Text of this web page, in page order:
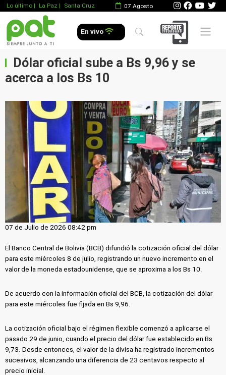
Lo último | La Paz | Santa Cruz 07 Agosto
En vivo Mobile
Dólar oficial sube a Bs 9,96 y se
acerca a los Bs 10
07 de Julio de 2026 08:42 pm
El Banco Central de Bolivia (BCB) difundió la cotización oficial del dólar
para este miércoles 8 de julio, registrando un nuevo incremento en el
valor de la moneda estadounidense, que se aproxima a los Bs 10.
De acuerdo con la información oficial del BCB, la cotización del dólar
para este miércoles fue fijada en Bs 9,96.
La cotización oficial bajo el régimen flexible comenzó a aplicarse el
pasado 29 de junio, cuando el precio del dólar fue establecido en Bs
9,73. Desde entonces, el valor de la divisa ha registrado incrementos
sucesivos, alcanzando una diferencia de 23 centavos respecto al
precio inicial.